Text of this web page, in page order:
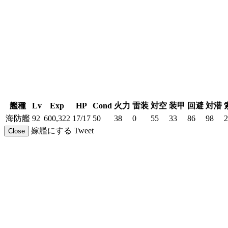
艦種 Lv Exp HP Cond 火力 雷装 対空 装甲 回避 対潜
海防艦 92 600,322 17/17 50 38 0 55 33 86 98
Close 嫁艦にする Tweet